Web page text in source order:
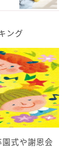
ング
式や謝恩会